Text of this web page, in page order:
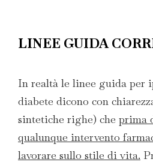
LINEE GUIDA
In realtà le linee guida per
diabete dicono con
sintetiche righe) che prima
qualunque intervento
lavorare sullo stile di vita.